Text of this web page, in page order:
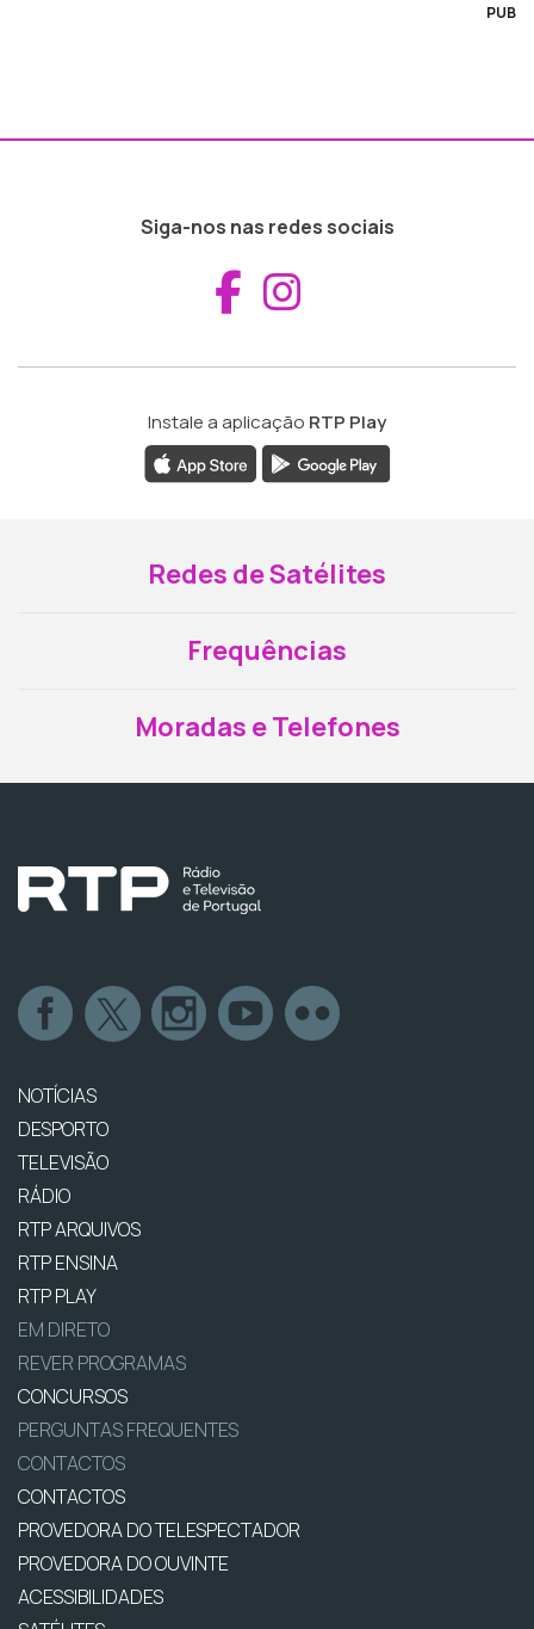
PUB
Siga-nos nas redes sociais
Aceder ao
Instale a aplicação RTP Play
Redes de Satélites
Frequências
Moradas e Telefones
NOTÍCIAS
DESPORTO
TELEVISÃO
RÁDIO
RTP ARQUIVOS
RTP ENSINA
RTP PLAY
EM DIRETO
REVER PROGRAMAS
CONCURSOS
PERGUNTAS FREQUENTES
CONTACTOS
CONTACTOS
PROVEDORA DO TELESPECTADOR
PROVEDORA DO OUVINTE
ACESSIBILIDADES